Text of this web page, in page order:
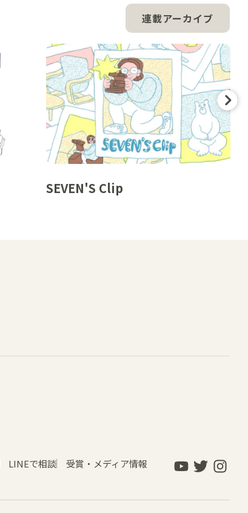
SEVEN'S Clip
連載アーカイブ
LINEで相談 受賞・メディア情報